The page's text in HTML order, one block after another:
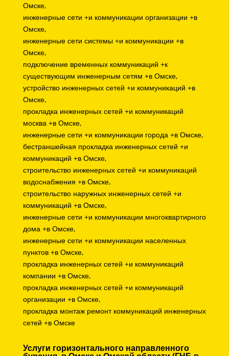
Омске,
инженерные сети +и коммуникации организации +в
Омске,
инженерные сети системы +и коммуникации +в
Омске,
подключение временных коммуникаций +к
существующим инженерным сетям +в Омске,
устройство инженерных сетей +и коммуникаций +в
Омске,
прокладка инженерных сетей +и коммуникаций
москва +в Омске,
инженерные сети +и коммуникации города +в Омске,
бестраншейная прокладка инженерных сетей +и
коммуникаций +в Омске,
строительство инженерных сетей +и коммуникаций
водоснабжения +в Омске,
строительство наружных инженерных сетей +и
коммуникаций +в Омске,
инженерные сети +и коммуникации многоквартирного
дома +в Омске,
инженерные сети +и коммуникации населенных
пунктов +в Омске,
прокладка инженерных сетей +и коммуникаций
компании +в Омске,
прокладка инженерных сетей +и коммуникаций
организации +в Омске,
прокладка монтаж ремонт коммуникаций инженерных
сетей +в Омске
Услуги горизонтального направленного